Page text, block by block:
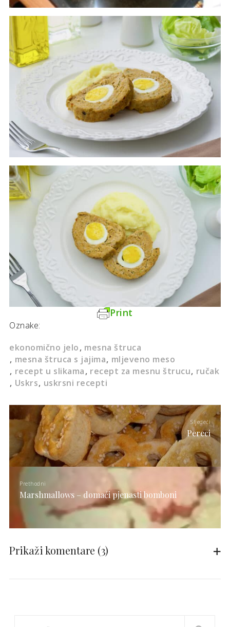
Print
Oznake:
ekonomično jelo mesna štruca
mesna štruca s jajima mljeveno meso
recept u slikama recept za mesnu štrucu ručak
Uskrs uskrsni recepti
Sljedeći
Pereci
Prethodni
Marshmallows – domaći pjenasti bomboni
Prikaži komentare (3)